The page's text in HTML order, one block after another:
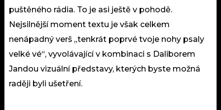
puštěného rádia. To je asi ještě v pohodě.
Nejsilnější moment textu je však celkem
nenápadný verš „tenkrát poprvé tvoje nohy psaly
velké vé“, vyvolávající v kombinaci s Daliborem
Jandou vizuální představy, kterých byste možná
raději byli ušetření.